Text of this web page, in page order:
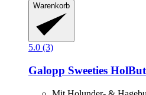
Warenkorb
5.0 (3)
Galopp Sweeties